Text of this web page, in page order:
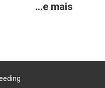
...e mais